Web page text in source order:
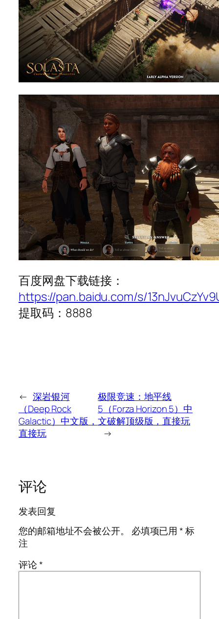
百度网盘下载链接：
https://pan.baidu.com/s/
提取码：8888
← 深岩银河
（Deep Rock
Galactic）中文版，
直接玩
极限竞速：地平线
5（Forza Horizon 5）中
文破解顶级版，直接玩
→
评论
发表回复
您的邮箱地址不会被公开。
必填项已用*标
注
评论*